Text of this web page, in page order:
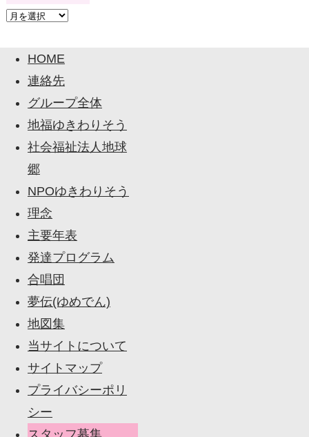
HOME
連絡先
グループ全体
地福ゆきわりそう
社会福祉法人地球
郷
NPOゆきわりそう
理念
主要年表
発達プログラム
合唱団
夢伝(ゆめでん)
地図集
当サイトについて
サイトマップ
プライバシーポリ
シー